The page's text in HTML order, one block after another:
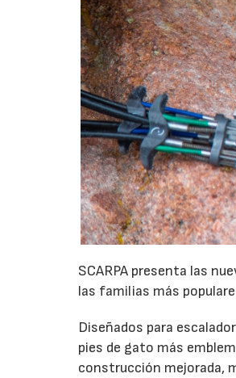
SCARPA presenta las
las familias más
Diseñados para
pies de gato más
construcción mejorada,